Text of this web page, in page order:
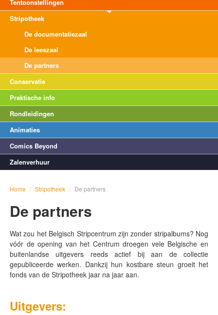
Tentoonstellingen
Stripotheek
De documentatiezaal
De leeszaal
De partners
Conservatie
Praktische info
Rondleidingen
Animaties
Comics Beyond
Zalenverhuur
Home / Stripotheek / De partners
De partners
Wat zou het Belgisch Stripcentrum zijn zonder stripalbums? Nog
vóór de opening van het Centrum droegen vele Belgische en
buitenlandse uitgevers reeds actief bij aan de collectie
gepubliceerde werken. Dankzij hun kostbare steun groeit het
fonds van de Stripotheek jaar na jaar aan.
Uitgevers: